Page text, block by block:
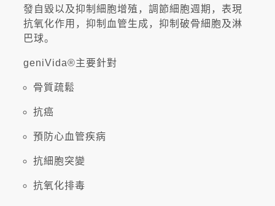
發自毀以及抑制細胞增殖，調節細胞週期，表現
抗氧化作用，抑制血管生成，抑制破骨細胞及淋
巴球。
geniVida®主要針對
骨質疏鬆
抗癌
預防心血管疾病
抗細胞突變
抗氧化排毒